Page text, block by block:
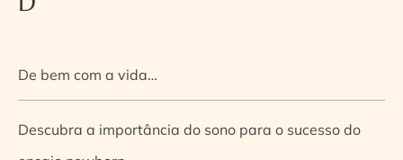
De bem com a vida…
Descubra a importância do sono para o sucesso do